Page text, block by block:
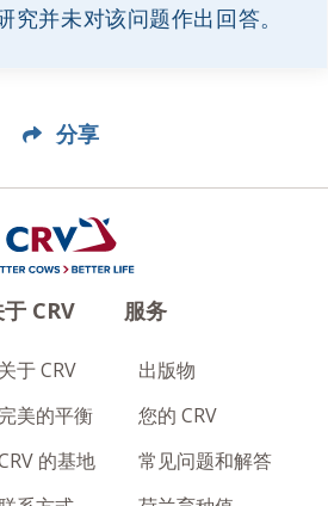
究并未对该问题作出回答。
分享
于 CRV
关于 CRV
完美的平衡
的基地
服务
出版物
您的 CRV
常见问题和解答